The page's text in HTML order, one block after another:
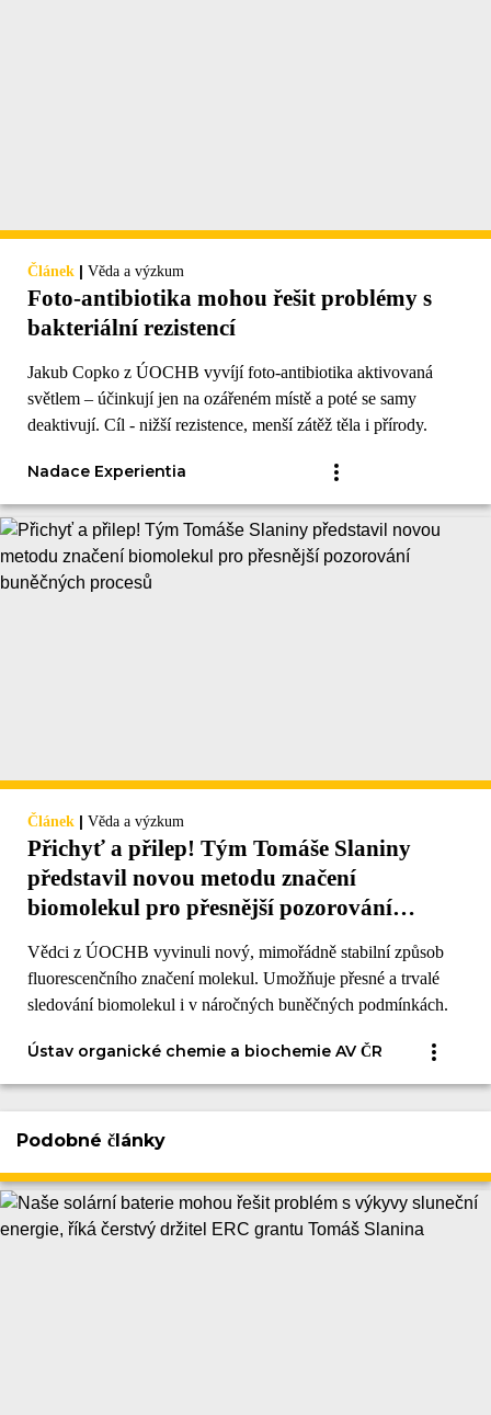
Článek | Věda a výzkum
Foto-antibiotika mohou řešit problémy s
bakteriální rezistencí
Jakub Copko z ÚOCHB vyvíjí foto-antibiotika aktivovaná
světlem – účinkují jen na ozářeném místě a poté se samy
deaktivují. Cíl - nižší rezistence, menší zátěž těla i přírody.
Nadace Experientia
Článek | Věda a výzkum
Přichyť a přilep! Tým Tomáše Slaniny
představil novou metodu značení
biomolekul pro přesnější pozorování
buněčných procesů
Vědci z ÚOCHB vyvinuli nový, mimořádně stabilní způsob
fluorescenčního značení molekul. Umožňuje přesné a trvalé
sledování biomolekul i v náročných buněčných podmínkách.
Ústav organické chemie a biochemie AV ČR
Podobné články